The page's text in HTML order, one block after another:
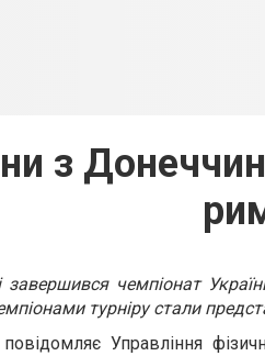
з
завершився чемпіонат
турніру стали
Управління